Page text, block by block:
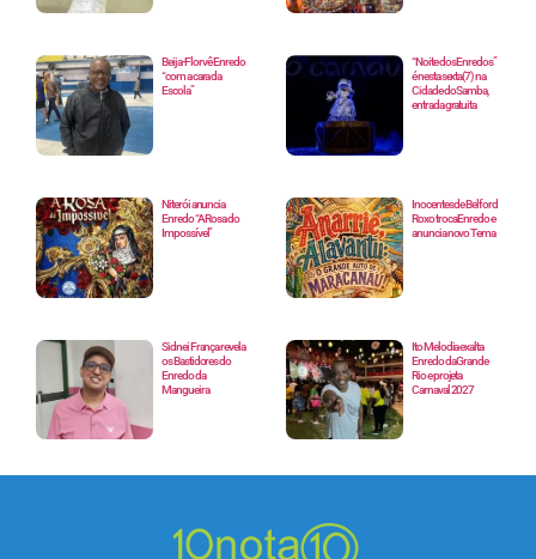
Beija-Flor vê Enredo
“com a cara da
Escola”
“Noite dos Enredos”
é nesta sexta(7) na
Cidade do Samba,
entrada gratuita
Niterói anuncia
Enredo “A Rosa do
Impossível”
Inocentes de Belford
Roxo troca Enredo e
anuncia novo Tema
Sidnei França revela
os Bastidores do
Enredo da
Mangueira
Ito Melodia exalta
Enredo da Grande
Rio e projeta
Carnaval 2027